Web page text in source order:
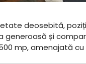
deosebită,
generoasă și
mp, amenajată